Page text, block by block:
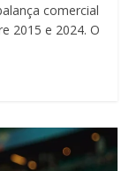
comercial
2015 e 2024. O